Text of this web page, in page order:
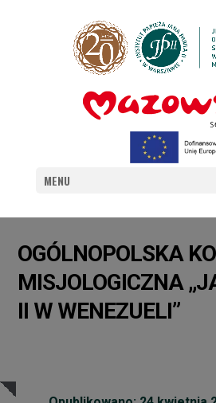
MENU
OGÓLNOPOLSKA
MISJOLOGICZNA
II W WENEZUELI”